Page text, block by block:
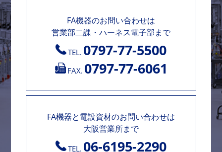
FA機器のお問い合わせは
営業部二課・ハーネス電子部まで
TEL. 0797-77-5500
FAX. 0797-77-6061
FA機器と電設資材のお問い合わせは
大阪営業所まで
TEL. 06-6195-2290